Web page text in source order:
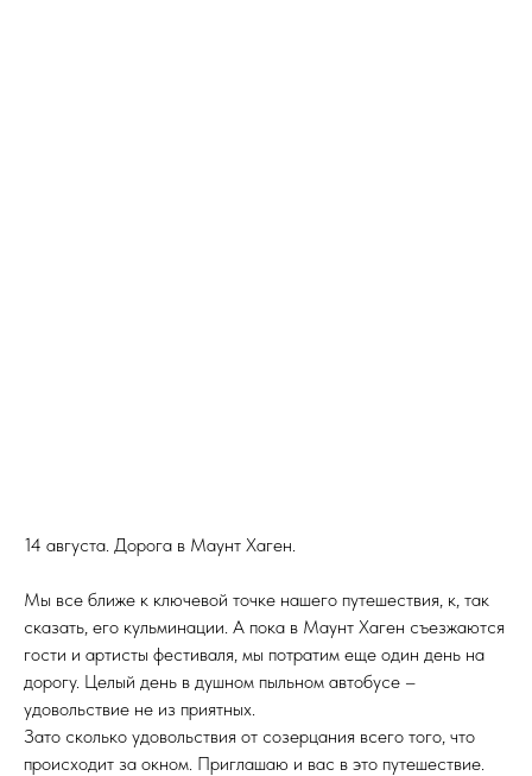
14 августа. Дорога в Маунт Хаген.
Мы все ближе к ключевой точке нашего путешествия, к, так
сказать, его кульминации. А пока в Маунт Хаген съезжаются
гости и артисты фестиваля, мы потратим еще один день на
дорогу. Целый день в душном пыльном автобусе –
удовольствие не из приятных.
Зато сколько удовольствия от созерцания всего того, что
происходит за окном. Приглашаю и вас в это путешествие.